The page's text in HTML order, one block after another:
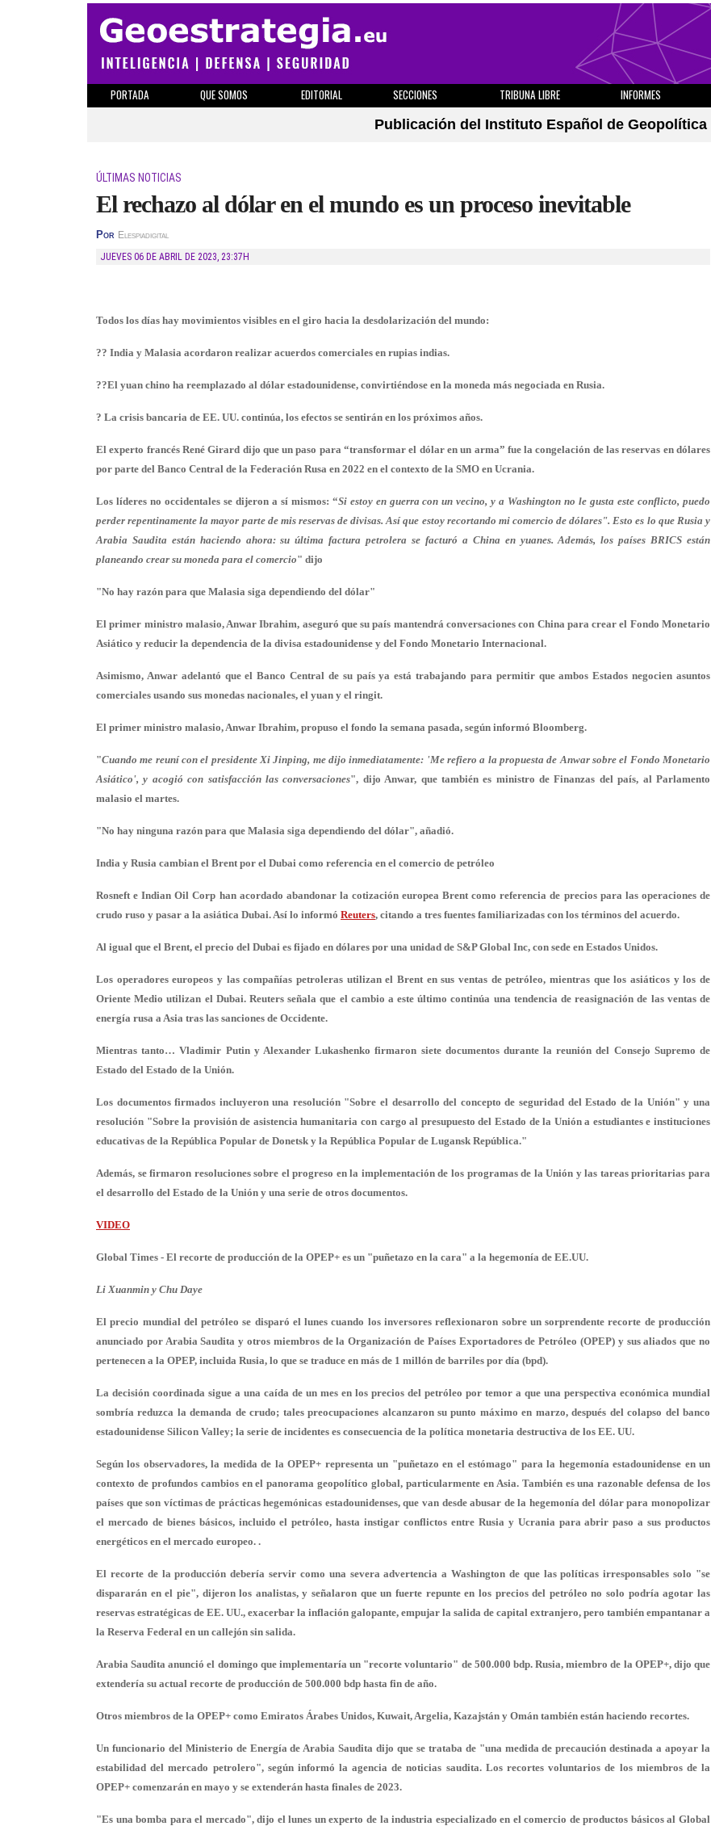
PORTADA QUE SOMOS EDITORIAL SECCIONES TRIBUNA LIBRE INFORMES
Publicación del Instituto Español de Geopolítica
ÚLTIMAS NOTICIAS
El rechazo al dólar en el mundo es un proceso inevitable
Por Elespiadigital
JUEVES 06 DE ABRIL DE 2023, 23:37H
Todos los días hay movimientos visibles en el giro hacia la desdolarización del mundo:
?? India y Malasia acordaron realizar acuerdos comerciales en rupias indias.
??El yuan chino ha reemplazado al dólar estadounidense, convirtiéndose en la moneda más negociada en Rusia.
? La crisis bancaria de EE. UU. continúa, los efectos se sentirán en los próximos años.
El experto francés René Girard dijo que un paso para “transformar el dólar en un arma” fue la congelación de las reservas en dólares
por parte del Banco Central de la Federación Rusa en 2022 en el contexto de la SMO en Ucrania.
Los líderes no occidentales se dijeron a sí mismos: “Si estoy en guerra con un vecino, y a Washington no le gusta este conflicto, puedo
perder repentinamente la mayor parte de mis reservas de divisas. Así que estoy recortando mi comercio de dólares". Esto es lo que Rusia y
Arabia Saudita están haciendo ahora: su última factura petrolera se facturó a China en yuanes. Además, los países BRICS están
planeando crear su moneda para el comercio" dijo
"No hay razón para que Malasia siga dependiendo del dólar"
El primer ministro malasio, Anwar Ibrahim, aseguró que su país mantendrá conversaciones con China para crear el Fondo Monetario
Asiático y reducir la dependencia de la divisa estadounidense y del Fondo Monetario Internacional.
Asimismo, Anwar adelantó que el Banco Central de su país ya está trabajando para permitir que ambos Estados negocien asuntos
comerciales usando sus monedas nacionales, el yuan y el ringit.
El primer ministro malasio, Anwar Ibrahim, propuso el fondo la semana pasada, según informó Bloomberg.
"Cuando me reuní con el presidente Xi Jinping, me dijo inmediatamente: 'Me refiero a la propuesta de Anwar sobre el Fondo Monetario
Asiático', y acogió con satisfacción las conversaciones", dijo Anwar, que también es ministro de Finanzas del país, al Parlamento
malasio el martes.
"No hay ninguna razón para que Malasia siga dependiendo del dólar", añadió.
India y Rusia cambian el Brent por el Dubai como referencia en el comercio de petróleo
Rosneft e Indian Oil Corp han acordado abandonar la cotización europea Brent como referencia de precios para las operaciones de
crudo ruso y pasar a la asiática Dubai. Así lo informó Reuters, citando a tres fuentes familiarizadas con los términos del acuerdo.
Al igual que el Brent, el precio del Dubai es fijado en dólares por una unidad de S&P Global Inc, con sede en Estados Unidos.
Los operadores europeos y las compañías petroleras utilizan el Brent en sus ventas de petróleo, mientras que los asiáticos y los de
Oriente Medio utilizan el Dubai. Reuters señala que el cambio a este último continúa una tendencia de reasignación de las ventas de
energía rusa a Asia tras las sanciones de Occidente.
Mientras tanto… Vladimir Putin y Alexander Lukashenko firmaron siete documentos durante la reunión del Consejo Supremo de
Estado del Estado de la Unión.
Los documentos firmados incluyeron una resolución "Sobre el desarrollo del concepto de seguridad del Estado de la Unión" y una
resolución "Sobre la provisión de asistencia humanitaria con cargo al presupuesto del Estado de la Unión a estudiantes e instituciones
educativas de la República Popular de Donetsk y la República Popular de Lugansk República."
Además, se firmaron resoluciones sobre el progreso en la implementación de los programas de la Unión y las tareas prioritarias para
el desarrollo del Estado de la Unión y una serie de otros documentos.
VIDEO
Global Times - El recorte de producción de la OPEP+ es un "puñetazo en la cara" a la hegemonía de EE.UU.
Li Xuanmin y Chu Daye
El precio mundial del petróleo se disparó el lunes cuando los inversores reflexionaron sobre un sorprendente recorte de producción
anunciado por Arabia Saudita y otros miembros de la Organización de Países Exportadores de Petróleo (OPEP) y sus aliados que no
pertenecen a la OPEP, incluida Rusia, lo que se traduce en más de 1 millón de barriles por día (bpd).
La decisión coordinada sigue a una caída de un mes en los precios del petróleo por temor a que una perspectiva económica mundial
sombría reduzca la demanda de crudo; tales preocupaciones alcanzaron su punto máximo en marzo, después del colapso del banco
estadounidense Silicon Valley; la serie de incidentes es consecuencia de la política monetaria destructiva de los EE. UU.
Según los observadores, la medida de la OPEP+ representa un "puñetazo en el estómago" para la hegemonía estadounidense en un
contexto de profundos cambios en el panorama geopolítico global, particularmente en Asia. También es una razonable defensa de los
países que son víctimas de prácticas hegemónicas estadounidenses, que van desde abusar de la hegemonía del dólar para monopolizar
el mercado de bienes básicos, incluido el petróleo, hasta instigar conflictos entre Rusia y Ucrania para abrir paso a sus productos
energéticos en el mercado europeo. .
El recorte de la producción debería servir como una severa advertencia a Washington de que las políticas irresponsables solo "se
dispararán en el pie", dijeron los analistas, y señalaron que un fuerte repunte en los precios del petróleo no solo podría agotar las
reservas estratégicas de EE. UU., exacerbar la inflación galopante, empujar la salida de capital extranjero, pero también empantanar a
la Reserva Federal en un callejón sin salida.
Arabia Saudita anunció el domingo que implementaría un "recorte voluntario" de 500.000 bdp. Rusia, miembro de la OPEP+, dijo que
extendería su actual recorte de producción de 500.000 bdp hasta fin de año.
Otros miembros de la OPEP+ como Emiratos Árabes Unidos, Kuwait, Argelia, Kazajstán y Omán también están haciendo recortes.
Un funcionario del Ministerio de Energía de Arabia Saudita dijo que se trataba de "una medida de precaución destinada a apoyar la
estabilidad del mercado petrolero", según informó la agencia de noticias saudita. Los recortes voluntarios de los miembros de la
OPEP+ comenzarán en mayo y se extenderán hasta finales de 2023.
"Es una bomba para el mercado", dijo el lunes un experto de la industria especializado en el comercio de productos básicos al Global